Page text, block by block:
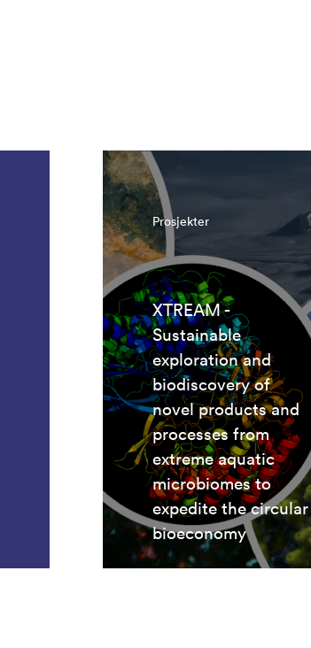
Prosjekter
XTREAM -
Sustainable
exploration and
biodiscovery of
novel products and
processes from
extreme aquatic
microbiomes to
expedite the circular
bioeconomy